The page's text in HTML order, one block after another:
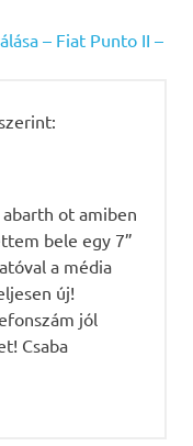
– Fiat Punto II –
szerint:
ot amiben
bele egy 7”
a média
új!
jól
Csaba